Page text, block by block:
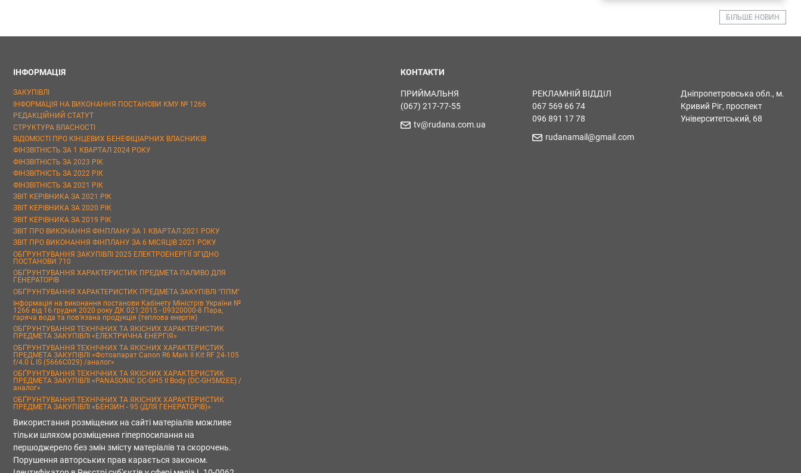
БІЛЬШЕ НОВИН
ІНФОРМАЦІЯ
ЗАКУПІВЛІ
ІНФОРМАЦІЯ НА ВИКОНАННЯ ПОСТАНОВИ КМУ № 1266
РЕДАКЦІЙНИЙ СТАТУТ
СТРУКТУРА ВЛАСНОСТІ
ВІДОМОСТІ ПРО КІНЦЕВИХ БЕНЕФІЦІАРНИХ ВЛАСНИКІВ
ФІНЗВІТНІСТЬ ЗА 1 КВАРТАЛ 2024 РОКУ
ФІНЗВІТНІСТЬ ЗА 2023 РІК
ФІНЗВІТНІСТЬ ЗА 2022 РІК
ФІНЗВІТНІСТЬ ЗА 2021 РІК
ЗВІТ КЕРІВНИКА ЗА 2021 РІК
ЗВІТ КЕРІВНИКА ЗА 2020 РІК
ЗВІТ КЕРІВНИКА ЗА 2019 РІК
ЗВІТ ПРО ВИКОНАННЯ ФІНПЛАНУ ЗА 1 КВАРТАЛ 2021 РОКУ
ЗВІТ ПРО ВИКОНАННЯ ФІНПЛАНУ ЗА 6 МІСЯЦІВ 2021 РОКУ
ОБҐРУНТУВАННЯ ЗАКУПІВЛІ 2025 ЕЛЕКТРОЕНЕРГІЇ ЗГІДНО
ПОСТАНОВИ 710
ОБҐРУНТУВАННЯ ХАРАКТЕРИСТИК ПРЕДМЕТА ПАЛИВО ДЛЯ
ГЕНЕРАТОРІВ
ОБҐРУНТУВАННЯ ХАРАКТЕРИСТИК ПРЕДМЕТА ЗАКУПІВЛІ "ППМ"
Інформація на виконання постанови Кабінету Міністрів України №
1266 від 16 грудня 2020 року ДК 021:2015 - 09320000-8 Пара,
гаряча вода та пов’язана продукція (теплова енергія)
ОБҐРУНТУВАННЯ ТЕХНІЧНИХ ТА ЯКІСНИХ ХАРАКТЕРИСТИК
ПРЕДМЕТА ЗАКУПІВЛІ «ЕЛЕКТРИЧНА ЕНЕРГІЯ»
ОБҐРУНТУВАННЯ ТЕХНІЧНИХ ТА ЯКІСНИХ ХАРАКТЕРИСТИК
ПРЕДМЕТА ЗАКУПІВЛІ «Фотоапарат Canon R6 Mark II Kit RF 24-105
f/4.0 L IS (5666C029) /аналог»
ОБҐРУНТУВАННЯ ТЕХНІЧНИХ ТА ЯКІСНИХ ХАРАКТЕРИСТИК
ПРЕДМЕТА ЗАКУПІВЛІ «PANASONIC DC-GH5 II Body (DC-GH5M2EE) /
аналог»
ОБҐРУНТУВАННЯ ТЕХНІЧНИХ ТА ЯКІСНИХ ХАРАКТЕРИСТИК
ПРЕДМЕТА ЗАКУПІВЛІ «БЕНЗИН - 95 (ДЛЯ ГЕНЕРАТОРІВ)»
Використання розміщених на сайті матеріалів можливе
тільки шляхом розміщення гіперпосилання на
першоджерело без змін змісту матеріалів та скорочень.
Порушення авторських прав карається законом.
КОНТАКТИ
ПРИЙМАЛЬНЯ
(067) 217-77-55
tv@rudana.com.ua
РЕКЛАМНІЙ ВІДДІЛ
067 569 66 74
096 891 17 78
rudanamail@gmail.com
Дніпропетровська обл., м.
Кривий Ріг, проспект
Університетський, 68